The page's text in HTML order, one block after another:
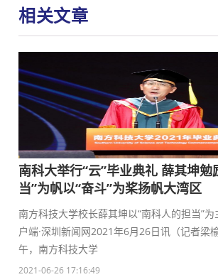
相关文章
南科大举行“云”毕业典礼 薛其坤勉
当”为帆以“奋斗”为桨扬帆大湾区
南方科技大学校长薛其坤以“南科人的担当”
户端·深圳新闻网2021年6月26日讯（记者梁
午，南方科技大学
2021-06-26 17:16:49